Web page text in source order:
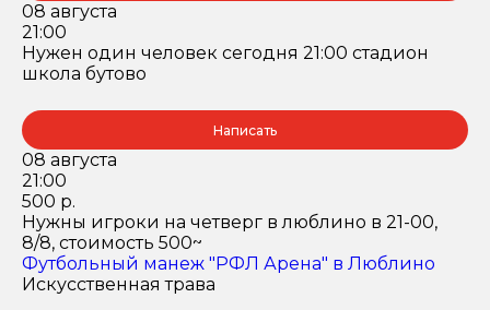
08 августа
21:00
Нужен один человек сегодня 21:00 стадион
школа бутово
Написать
08 августа
21:00
500 р.
Нужны игроки на четверг в люблино в 21-00,
8/8, стоимость 500~
Футбольный манеж "РФЛ Арена" в Люблино
Искусственная трава